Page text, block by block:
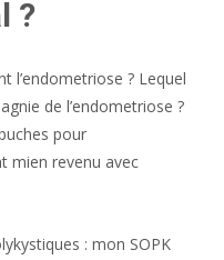
?
l’endometriose ? Lequel
de l’endometriose ?
pour
mien revenu avec
: mon SOPK